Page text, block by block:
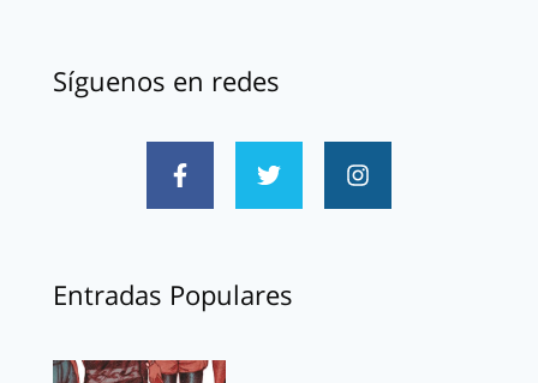
Síguenos en redes
Entradas Populares